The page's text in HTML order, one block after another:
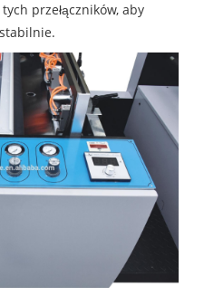
przełączników, aby